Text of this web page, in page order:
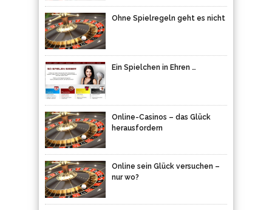
Ohne Spielregeln geht es nicht
Ein Spielchen in Ehren …
Online-Casinos – das Glück
herausfordern
Online sein Glück versuchen –
nur wo?